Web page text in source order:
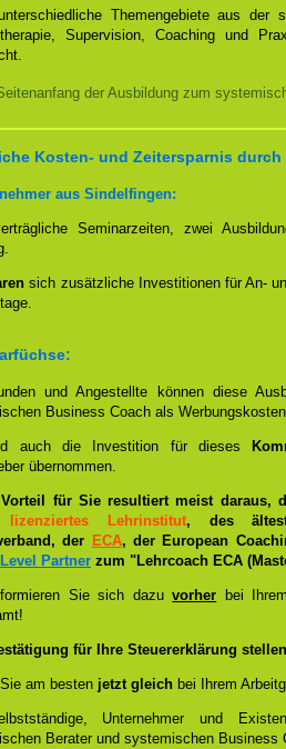
Themengebiete aus der
Supervision, Coaching und
der Ausbildung zum
Kosten- und Zeitersparnis
aus Sindelfingen:
Seminarzeiten, zwei
sich zusätzliche Investitionen für An-
und Angestellte können diese
Business Coach als
auch die Investition für dieses
übernommen.
Vorteil für Sie resultiert meist daraus,
Lehrinstitut, des
der
ECA, der European
Partner zum "Lehrcoach ECA
Sie sich dazuvorher bei
für Ihre Steuererklärung
am besten jetzt gleich bei Ihrem
Unternehmer und
Berater und systemischen Business